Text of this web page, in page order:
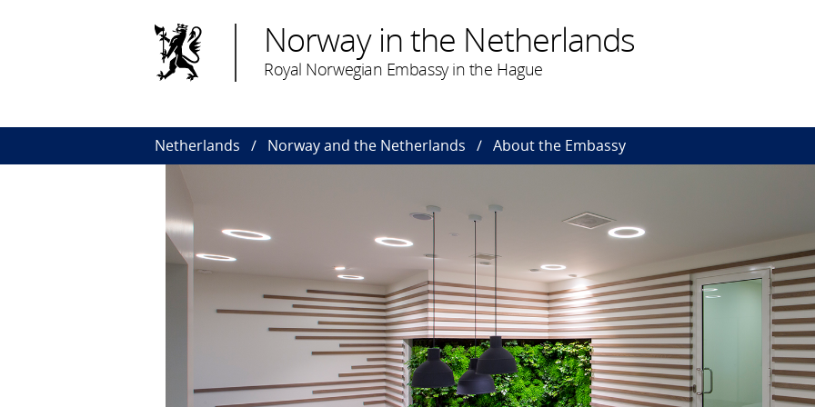
Norway in the Netherlands
Royal Norwegian Embassy in the Hague
Netherlands Norway and the Netherlands About the Embassy